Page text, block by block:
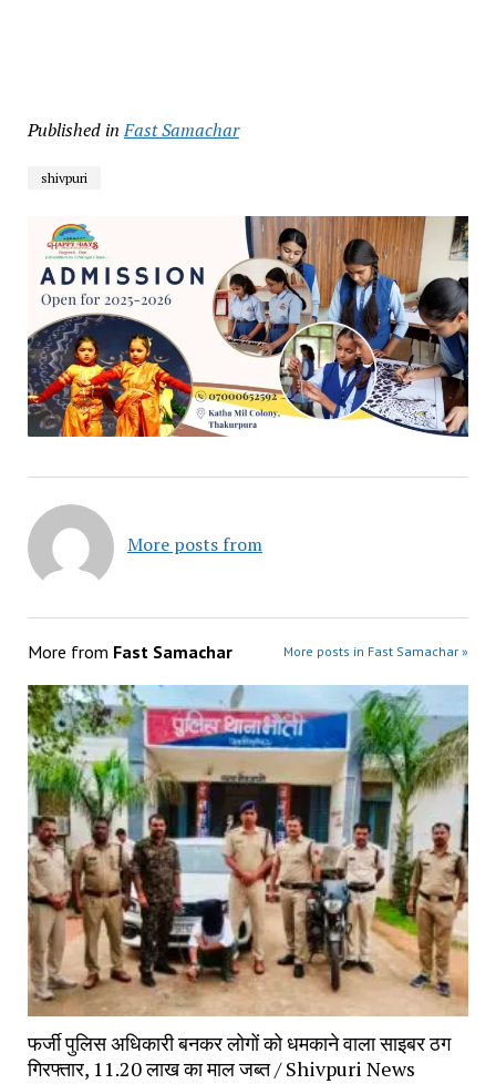
Published in Fast Samachar
shivpuri
More posts from
More from Fast Samachar More posts in Fast Samachar »
फर्जी पुलिस अधिकारी बनकर लोगों को धमकाने वाला साइबर ठग
गिरफ्तार, 11.20 लाख का माल जब्त / Shivpuri News